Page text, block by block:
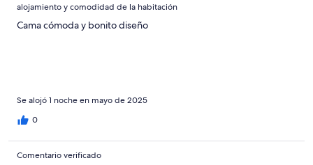
alojamiento y comodidad de la habitación
Cama cómoda y bonito diseño
Se alojó 1 noche en mayo de 2025
0
Comentario verificado